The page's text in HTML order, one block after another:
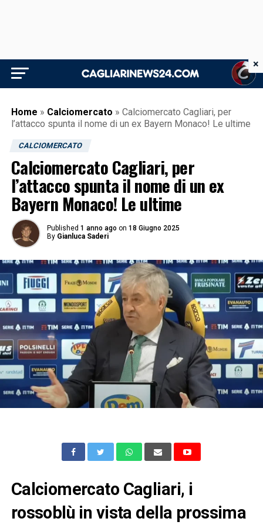
Home » Calciomercato » Calciomercato Cagliari, per
l’attacco spunta il nome di un ex Bayern Monaco! Le ultime
CALCIOMERCATO
Calciomercato Cagliari, per
l’attacco spunta il nome di un ex
Bayern Monaco! Le ultime
Published 1 anno ago on 18 Giugno 2025
By Gianluca Saderi
Calciomercato Cagliari, i
rossoblù in vista della prossima
×